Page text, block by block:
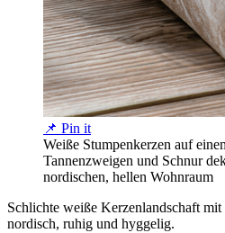
📌 Pin it
Weiße Stumpenkerzen auf
Tannenzweigen und Schnur
nordischen, hellen Wohnraum
Schlichte weiße Kerzenlandschaft
nordisch, ruhig und hyggelig.